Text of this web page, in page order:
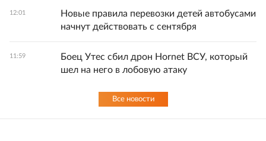
12:01
Новые правила перевозки детей автобусами
начнут действовать с сентября
11:59
Боец Утес сбил дрон Hornet ВСУ, который
шел на него в лобовую атаку
Все новости